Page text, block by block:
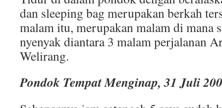
dan sleeping bag merupakan berkah
malam itu, merupakan malam di mana
nyenyak diantara 3 malam perjalanan
Welirang.
Pondok Tempat Menginap, 31 Juli